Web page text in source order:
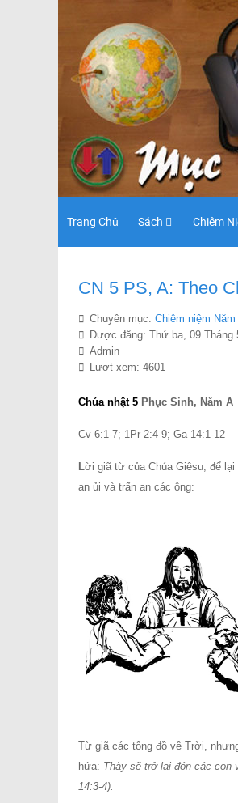
Trang Chủ Sách Chiêm
CN 5 PS, A: Theo
Chuyên mục: Chiêm niệm
Được đăng: Thứ ba, 09 Tháng
Admin
Lượt xem: 4601
Chúa nhật 5 Phục Sinh, Năm A
Cv 6:1-7; 1Pr 2:4-9; Ga 14:1-12
Lời giã từ của Chúa Giêsu, để
an ủi và trấn an các ông:
Từ giã các tông đồ về Trời,
hứa: Thày sẽ trở lại đón các con
14:3-4).